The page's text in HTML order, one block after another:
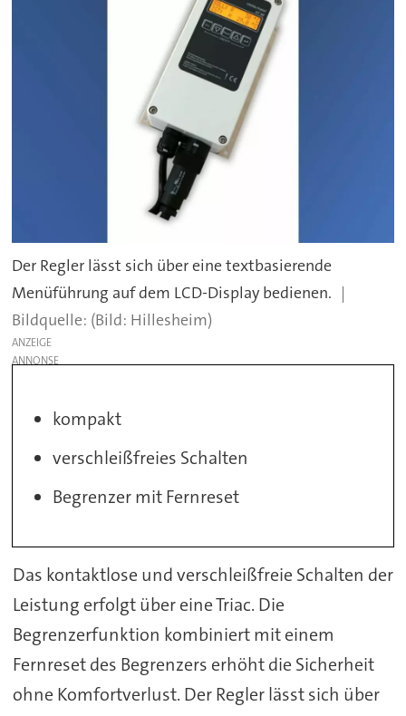
Der Regler lässt sich über eine textbasierende
Menüführung auf dem LCD-Display bedienen.
(Bild: Hillesheim)
ANZEIGE
kompakt
verschleißfreies Schalten
Begrenzer mit Fernreset
Das kontaktlose und verschleißfreie Schalten der
Leistung erfolgt über eine Triac. Die
Begrenzerfunktion kombiniert mit einem
Fernreset des Begrenzers erhöht die Sicherheit
ohne Komfortverlust. Der Regler lässt sich über